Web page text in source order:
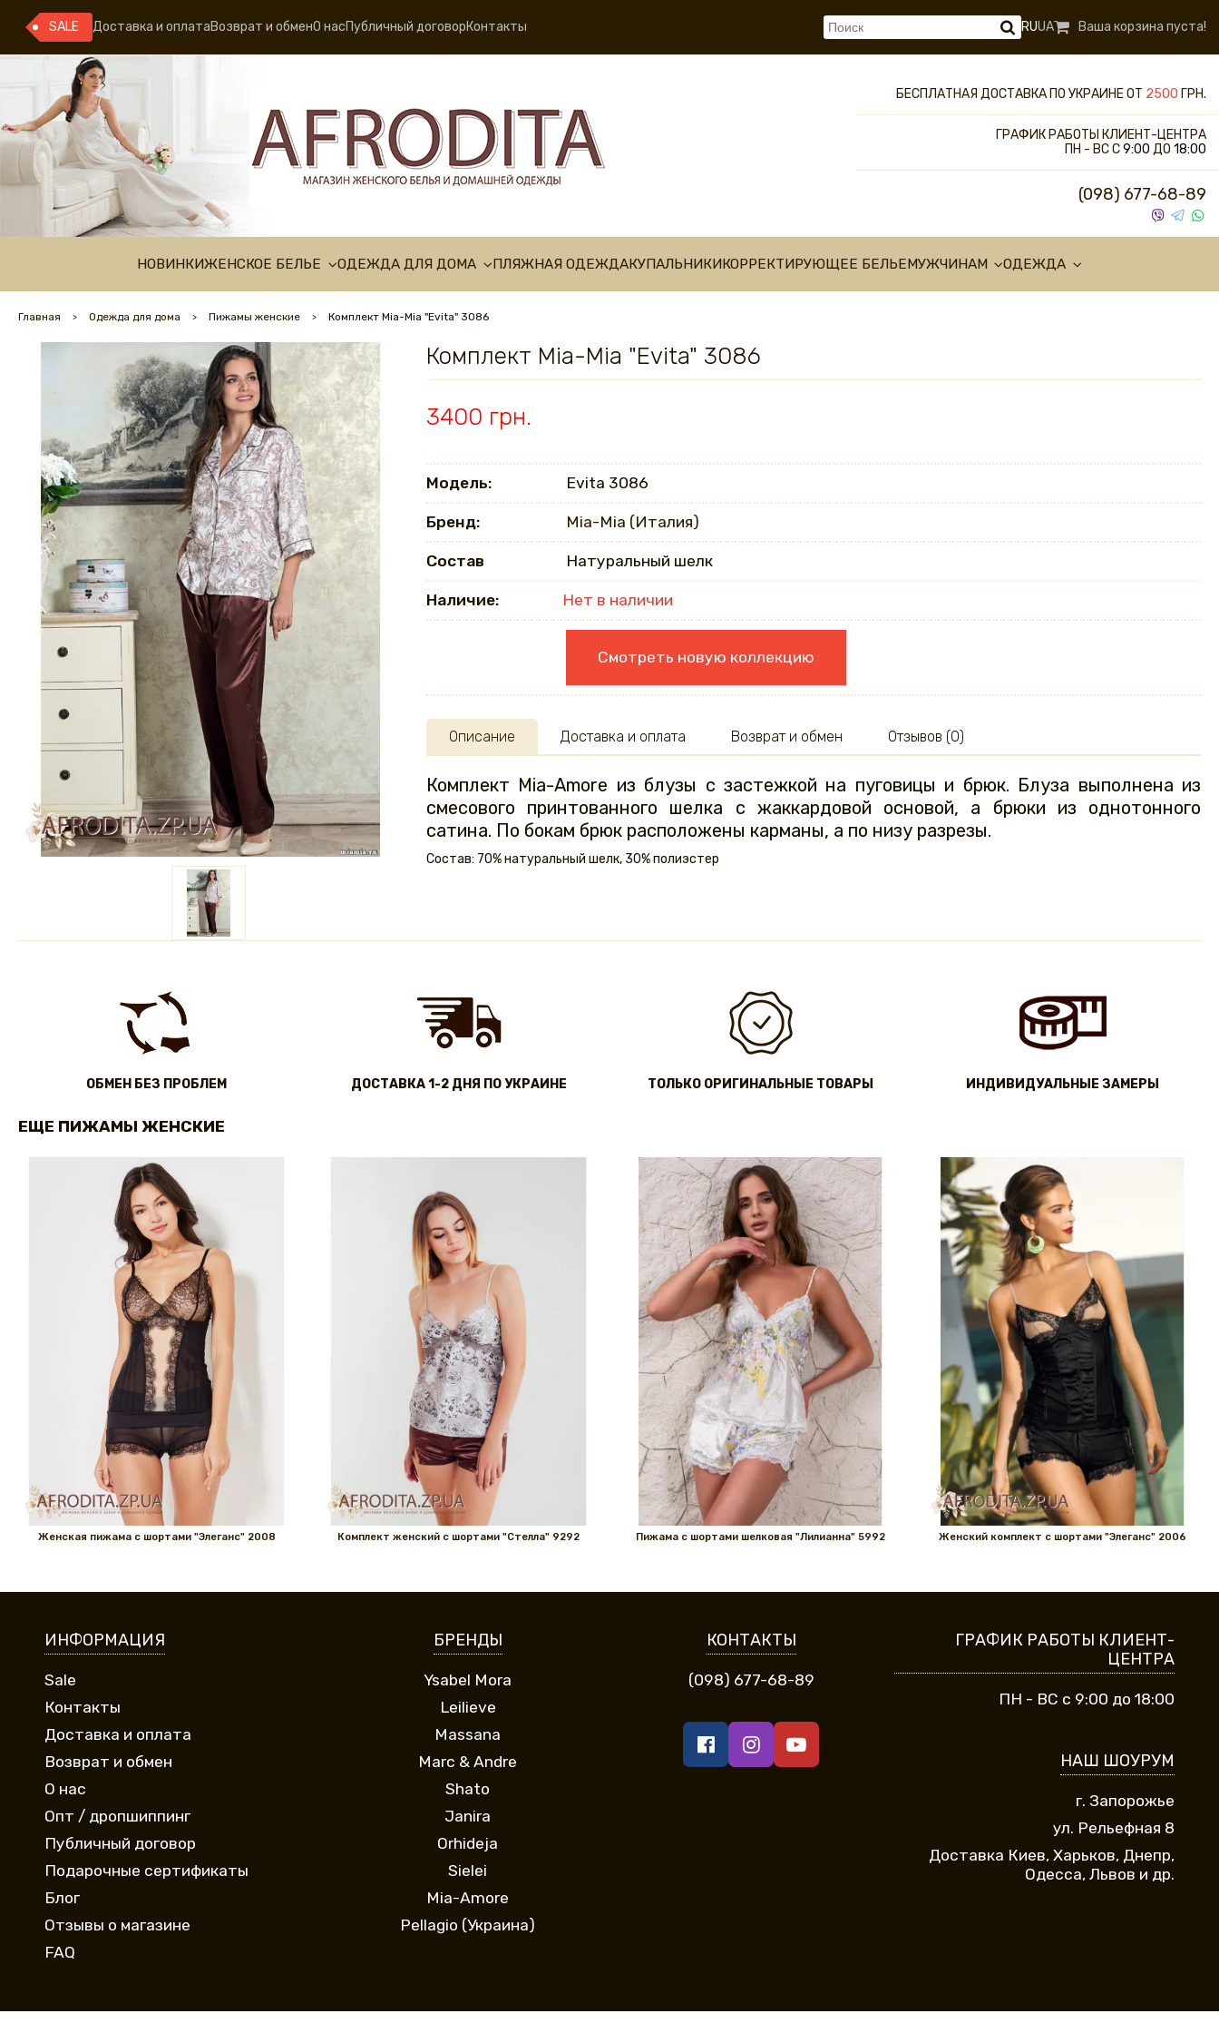
SALE Доставка и оплатаВозврат и обменО насПубличный договорКонтакты RUUA Ваша корзина пуста!
БЕСПЛАТНАЯ ДОСТАВКА ПО УКРАИНЕ ОТ 2500 ГРН.
ГРАФИК РАБОТЫ КЛИЕНТ-ЦЕНТРА
ПН - ВС С9:00 ДО 18:00
(098) 677-68-89
НОВИНКИЖЕНСКОЕ БЕЛЬЕ ОДЕЖДА ДЛЯ ДОМА ПЛЯЖНАЯ ОДЕЖДАКУПАЛЬНИКИКОРРЕКТИРУЮЩЕЕ БЕЛЬЕМУЖЧИНАМ ОДЕЖДА
Главная Одежда для дома Пижамы женские Комплект Mia-Mia "Evita" 3086
Комплект Mia-Mia "Evita" 3086
3400 грн.
Модель: Evita 3086
Бренд: Mia-Mia (Италия)
Состав Натуральный шелк
Наличие: Нет в наличии
Смотреть новую коллекцию
Описание
Комплект Mia-Amore из блузы с застежкой на пуговицы и брюк. Блуза выполнена из
смесового принтованного шелка с жаккардовой основой, а брюки из однотонного
сатина. По бокам брюк расположены карманы, а по низу разрезы.
Состав: 70% натуральный шелк, 30% полиэстер
Доставка и оплата Возврат и обмен Отзывов (0)
ОБМЕН БЕЗ ПРОБЛЕМ ДОСТАВКА 1-2 ДНЯ ПО УКРАИНЕ ТОЛЬКО ОРИГИНАЛЬНЫЕ ТОВАРЫ ИНДИВИДУАЛЬНЫЕ ЗАМЕРЫ
ЕЩЕ ПИЖАМЫ ЖЕНСКИЕ
Женская пижама с шортами "Элеганс" 2008 Комплект женский с шортами "Стелла" 9292 Пижама с шортами шелковая "Лилианна" 5992 Женский комплект с шортами "Элеганс" 2006
ИНФОРМАЦИЯ
Sale
Контакты
Доставка и оплата
Возврат и обмен
О нас
Опт / дропшиппинг
Публичный договор
Подарочные сертификаты
Блог
Отзывы о магазине
FAQ
БРЕНДЫ
Ysabel Mora
Leilieve
Massana
Marc & Andre
Shato
Janira
Orhideja
Sielei
Mia-Amore
Pellagio (Украина)
КОНТАКТЫ
(098) 677-68-89
ГРАФИК РАБОТЫ КЛИЕНТ-
ЦЕНТРА
ПН - ВС с 9:00 до 18:00
НАШ ШОУРУМ
г. Запорожье
ул. Рельефная 8
Доставка Киев, Харьков, Днепр,
Одесса, Львов и др.